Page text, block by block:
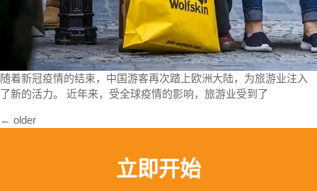
随着新冠疫情的结束，中国游客再次踏上欧洲大陆，为旅游业注入
了新的活力。 近年来，受全球疫情的影响，旅游业受到了
文
← older
立即开始